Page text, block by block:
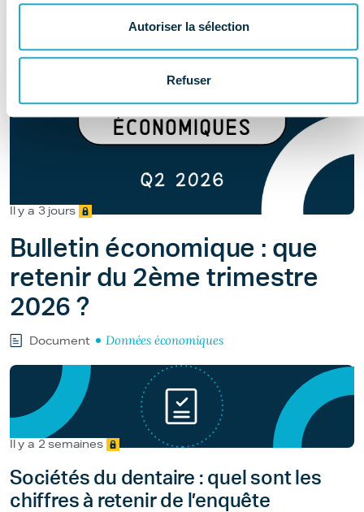
Autoriser la sélection
Refuser
Il y a 3 jours
Bulletin économique : que
retenir du 2ème trimestre
2026 ?
Document Données économiques
Il y a 2 semaines
Sociétés du dentaire : quel sont les
chiffres à retenir de l’enquête